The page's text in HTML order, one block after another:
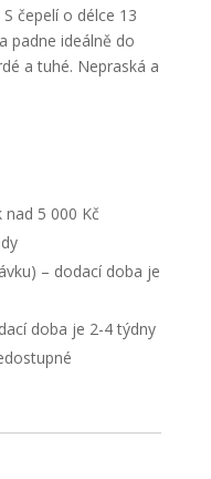
čepelí o délce 13
padne ideálně do
a tuhé. Nepraská a
5 000 Kč
– dodací doba je
doba je 2-4 týdny